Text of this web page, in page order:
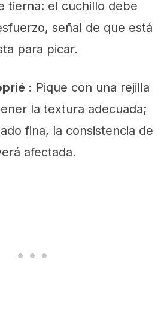
tierna: el cuchillo debe
señal de que está
para picar.
: Pique con una rejilla
la textura adecuada;
fina, la consistencia de
afectada.